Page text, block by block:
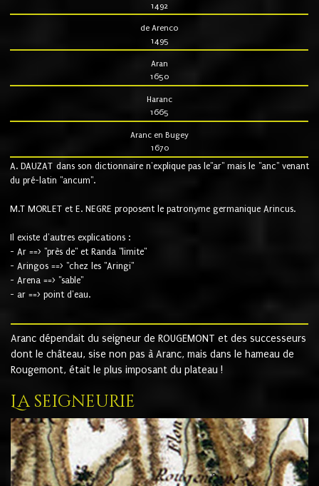
1492
de Arenco
1495
Aran
1650
Haranc
1665
Aranc en Bugey
1670
A. DAUZAT dans son dictionnaire n'explique pas le"ar" mais le "anc" venant
du pré-latin "ancum".
M.T MORLET et E. NEGRE proposent le patronyme germanique Arincus.
Il existe d'autres explications :
- Ar ==> "près de" et Randa "limite"
- Aringos ==> "chez les "Aringi"
- Arena ==> "sable"
- ar ==> point d'eau.
Aranc dépendait du seigneur de ROUGEMONT et des successeurs
dont le château, sise non pas à Aranc, mais dans le hameau de
Rougemont, était le plus imposant du plateau !
La seigneurie